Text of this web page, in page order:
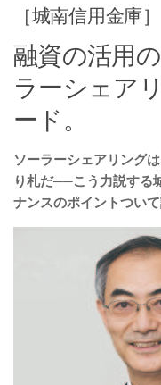
［城南信用金庫］
融資の活用
ラーシェア
ード。
ソーラーシェアリング
り札だ──こう力説する
ナンスのポイントついて